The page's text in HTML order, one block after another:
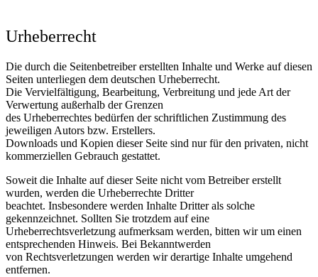
Urheberrecht
Die durch die Seitenbetreiber erstellten Inhalte und Werke auf diesen
Seiten unterliegen dem deutschen Urheberrecht.
Die Vervielfältigung, Bearbeitung, Verbreitung und jede Art der
Verwertung außerhalb der Grenzen
des Urheberrechtes bedürfen der schriftlichen Zustimmung des
jeweiligen Autors bzw. Erstellers.
Downloads und Kopien dieser Seite sind nur für den privaten, nicht
kommerziellen Gebrauch gestattet.
Soweit die Inhalte auf dieser Seite nicht vom Betreiber erstellt
wurden, werden die Urheberrechte Dritter
beachtet. Insbesondere werden Inhalte Dritter als solche
gekennzeichnet. Sollten Sie trotzdem auf eine
Urheberrechtsverletzung aufmerksam werden, bitten wir um einen
entsprechenden Hinweis. Bei Bekanntwerden
von Rechtsverletzungen werden wir derartige Inhalte umgehend
entfernen.